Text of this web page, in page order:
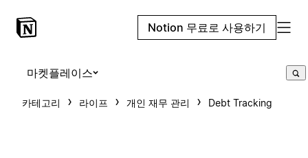
Notion 무료로 사용하기
마켓플레이스
카테고리 라이프 개인 재무 관리 Debt Tracking